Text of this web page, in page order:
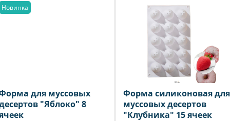
Новинка
для муссовых
"Яблоко" 8
Форма силиконовая для
муссовых десертов
"Клубника" 15 ячеек